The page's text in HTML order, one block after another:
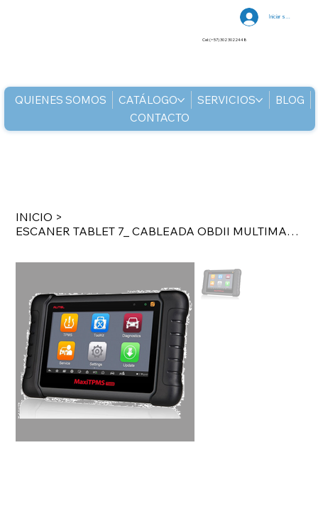
QUIENES SOMOS CATÁLOGO SERVICIOS
BLOG
CONTACTO
Iniciar sesión
Cel: (+57) 302 3022448
INICIO >
ESCANER TABLET 7_ CABLEADA OBDII MULTIMARCA FUNC SERV Y LEE DIAGNOSTIC